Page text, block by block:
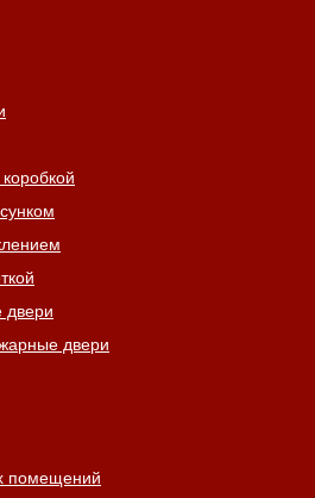
двери
двери
помещений